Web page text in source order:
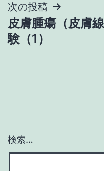
ビ
ゲ
ン
次の投稿
皮膚腫瘍（皮膚
験（1）
検索…